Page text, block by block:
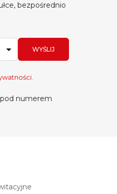
bezpośrednio
WYŚLIJ
.
numerem